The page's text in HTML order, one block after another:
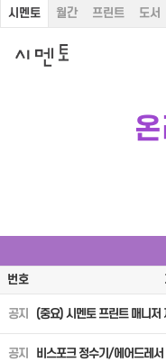
시멘토 월간 프린트 도서
번호
공지 (중요) 시멘토 프린트 매니저
공지 비스포크 정수기/에어드레